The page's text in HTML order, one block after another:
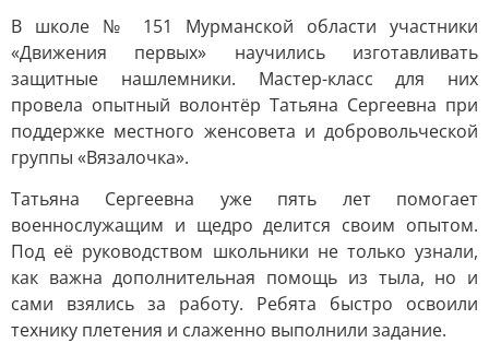
В школе № 151 Мурманской области участники
«Движения первых» научились изготавливать
защитные нашлемники. Мастер-класс для них
провела опытный волонтёр Татьяна Сергеевна при
поддержке местного женсовета и добровольческой
группы «Вязалочка».
Татьяна Сергеевна уже пять лет помогает
военнослужащим и щедро делится своим опытом.
Под её руководством школьники не только узнали,
как важна дополнительная помощь из тыла, но и
сами взялись за работу. Ребята быстро освоили
технику плетения и слаженно выполнили задание.